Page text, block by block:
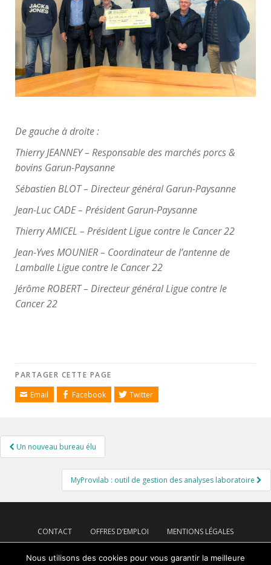
De gauche à droite :
Thierry JEANNEY – Responsable des marchés porcs &
bovins Garun-Paysanne
Sébastien BLOT – Directeur général Garun-Paysanne
Jean-Luc CADE – Président Garun-Paysanne
Thierry AMICEL – Président Ligue contre le Cancer 22
Jean-Yves MOUNIER – Coordinateur de l’antenne de
Lamballe Ligue contre le Cancer 22
Jérôme ROBERT – Directeur général Ligue contre le
Cancer 22
PARTAGER CETTE PAGE
Email
Facebook Twitter
Navigation
de
Un nouveau bureau élu
MyProvilab : outil de gestion des analyses laboratoire
CONTACT OFFRES D’EMPLOI MENTIONS LÉGALES
PLAN DE SITE
Nous utilisons des cookies pour vous garantir la meilleure